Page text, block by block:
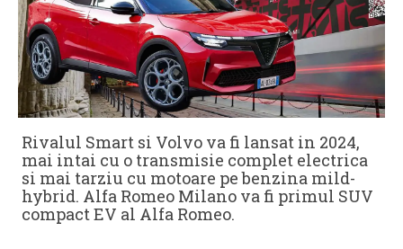
Rivalul Smart si Volvo va fi lansat in 2024,
mai intai cu o transmisie complet electrica
si mai tarziu cu motoare pe benzina mild-
hybrid. Alfa Romeo Milano va fi primul SUV
compact EV al Alfa Romeo.